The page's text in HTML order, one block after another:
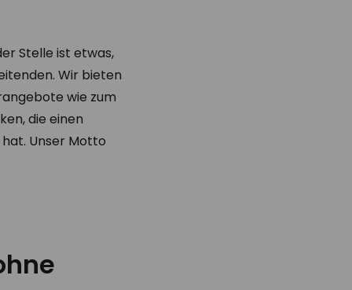
Stelle ist etwas,
Wir bieten
wie zum
die einen
Unser Motto